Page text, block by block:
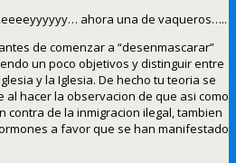
ahora una de vaqueros…..
de comenzar a “desenmascarar”
un poco objetivos y distinguir entre
y la Iglesia. De hecho tu teoria se
al hacer la observacion de que asi como
contra de la inmigracion ilegal, tambien
a favor que se han manifestado